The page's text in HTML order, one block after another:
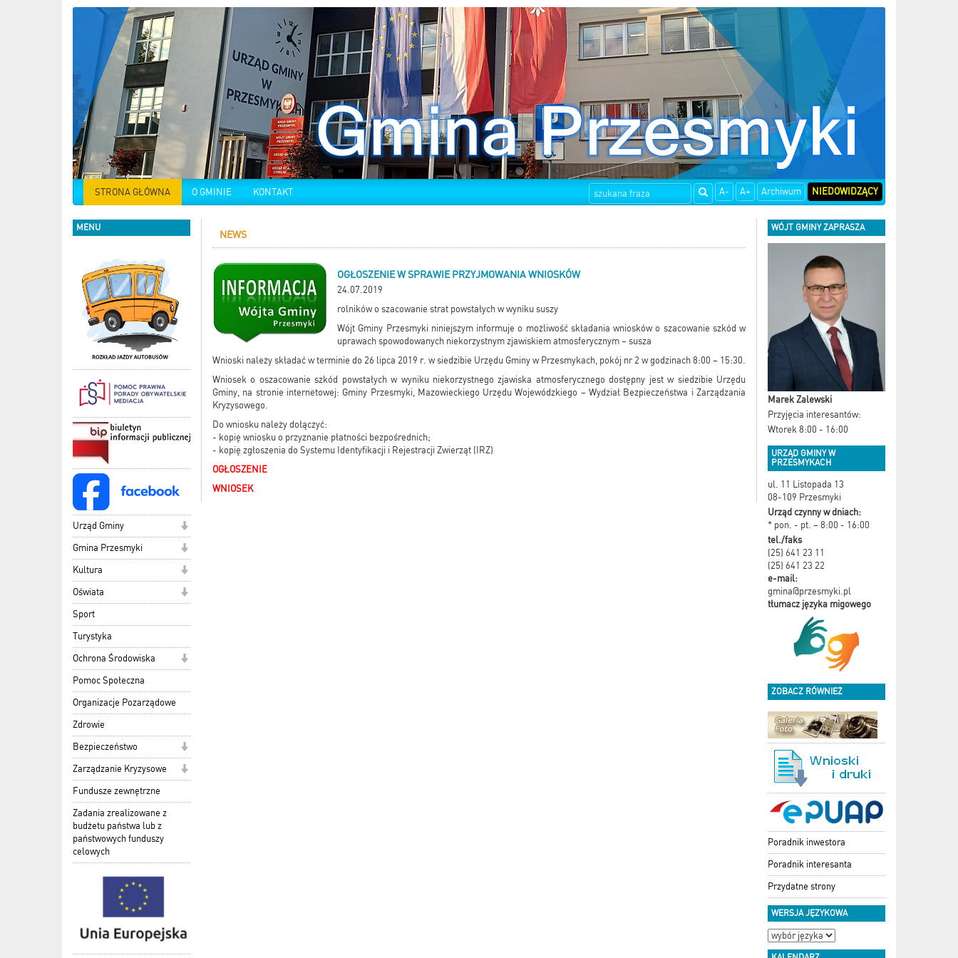
STRONA GŁÓWNA O GMINIE KONTAKT A- A+ Archiwum NIEDOWIDZĄCY
MENU
Urząd Gminy
Gmina Przesmyki
Kultura
Oświata
Sport
Turystyka
Ochrona Środowiska
Pomoc Społeczna
Organizacje Pozarządowe
Zdrowie
Bezpieczeństwo
Zarządzanie Kryzysowe
Fundusze zewnętrzne
Zadania zrealizowane z
budżetu państwa lub z
państwowych funduszy
celowych
NEWS
OGŁOSZENIE W SPRAWIE PRZYJMOWANIA WNIOSKÓW
24.07.2019
rolników o szacowanie strat powstałych w wyniku suszy
Wójt Gminy Przesmyki niniejszym informuje o możliwość składania wniosków o szacowanie szkód w
uprawach spowodowanych niekorzystnym zjawiskiem atmosferycznym – susza
Wnioski należy składać w terminie do 26 lipca 2019 r. w siedzibie Urzędu Gminy w Przesmykach, pokój nr 2 w godzinach 8:00 – 15:30.
Wniosek o oszacowanie szkód powstałych w wyniku niekorzystnego zjawiska atmosferycznego dostępny jest w siedzibie Urzędu
Gminy, na stronie internetowej: Gminy Przesmyki, Mazowieckiego Urzędu Wojewódzkiego – Wydział Bezpieczeństwa i Zarządzania
Kryzysowego.
Do wniosku należy dołączyć:
- kopię wniosku o przyznanie płatności bezpośrednich;
- kopię zgłoszenia do Systemu Identyfikacji i Rejestracji Zwierząt (IRZ)
OGŁOSZENIE
WNIOSEK
WÓJT GMINY ZAPRASZA
Marek Zalewski
Przyjęcia interesantów:
Wtorek 8:00 - 16:00
URZĄD GMINY W
PRZESMYKACH
ul. 11 Listopada 13
08-109 Przesmyki
Urząd czynny w dniach:
* pon. - pt. – 8:00 - 16:00
tel./faks
(25) 641 23 11
(25) 641 23 22
e-mail:
gmina@przesmyki.pl
tłumacz języka migowego
ZOBACZ RÓWNIEŻ
Poradnik inwestora
Poradnik interesanta
Przydatne strony
WERSJA JĘZYKOWA